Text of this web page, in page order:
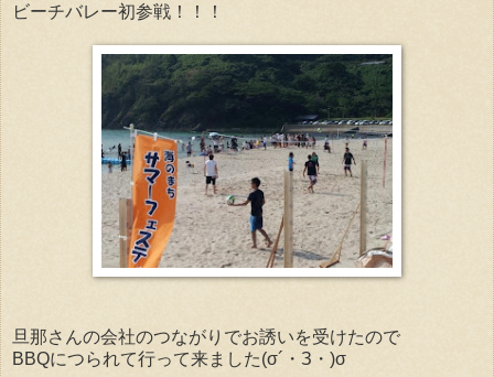
ビーチバレー初参戦！！！
旦那さんの会社のつながりでお誘いを受けたので
BBQにつられて行って来ました(σ´・З・)σ